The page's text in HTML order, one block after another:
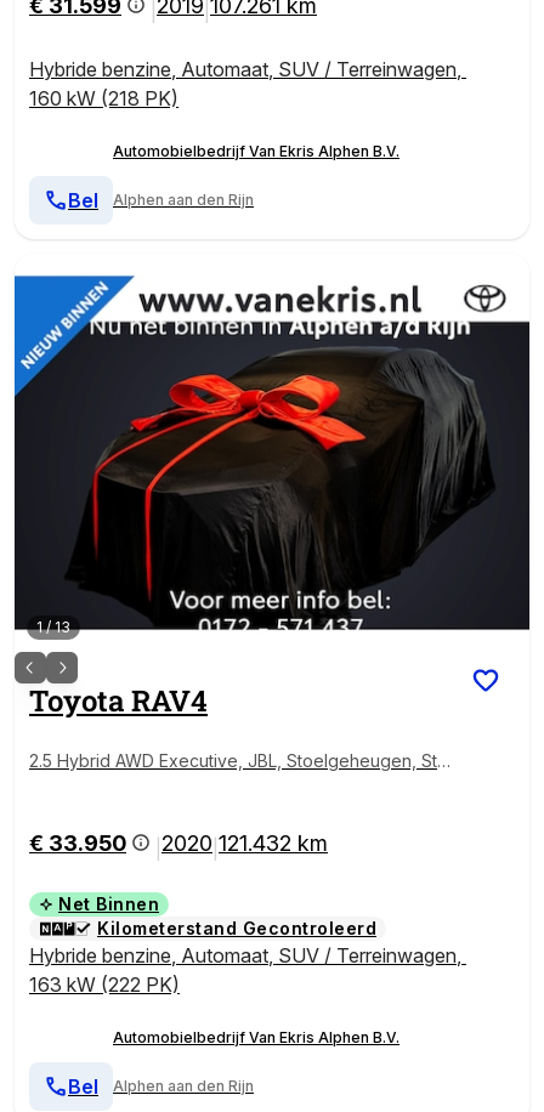
€ 31.599 2019 107.261 km
Hybride benzine, Automaat, SUV / Terreinwagen,
160 kW (218 PK)
Automobielbedrijf Van Ekris Alphen B.V.
Alphen aan den Rijn
Bel
1/13
ToyotaRAV4
2.5 Hybrid AWD Executive, JBL, Stoelgeheugen, Stuu
€ 33.950 2020 121.432 km
Net Binnen
Kilometerstand Gecontroleerd
Hybride benzine, Automaat, SUV / Terreinwagen,
163 kW (222 PK)
Automobielbedrijf Van Ekris Alphen B.V.
Alphen aan den Rijn
Bel